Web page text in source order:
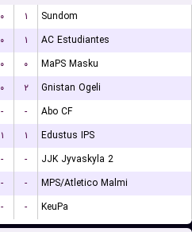
۰ ۱
Sundom
۰ ۱
AC Estudiantes
۰ ۰
MaPS Masku
۰ ۲
Gnistan Ogeli
- -
Abo CF
۱ ۱
Edustus IPS
- -
JJK Jyvaskyla 2
- -
MPS/Atletico Malmi
- - KeuPa